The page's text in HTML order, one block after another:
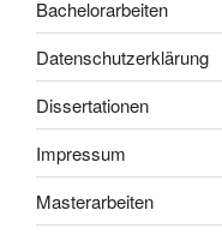
Bachelorarbeiten
Datenschutzerklärung
Dissertationen
Impressum
Masterarbeiten